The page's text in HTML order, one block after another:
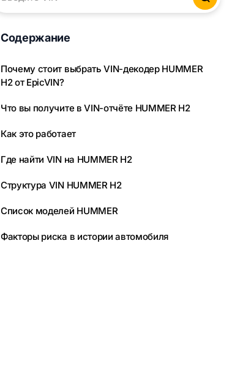
Введите VIN
Содержание
Почему стоит выбрать VIN-декодер HUMMER
H2 от EpicVIN?
Что вы получите в VIN-отчёте HUMMER H2
Как это работает
Где найти VIN на HUMMER H2
Структура VIN HUMMER H2
Список моделей HUMMER
Факторы риска в истории автомобиля